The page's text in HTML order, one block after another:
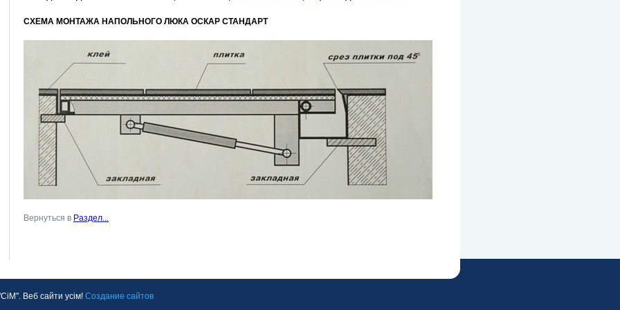
СХЕМА МОНТАЖА НАПОЛЬНОГО ЛЮКА ОСКАР СТАНДАРТ
Вернуться в Раздел...
Веб сайти усім! Создание сайтов